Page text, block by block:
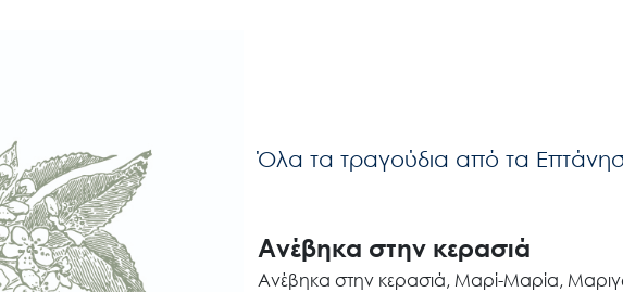
Όλα τα τραγούδια από τα
Ανέβηκα στην κερασιά
Ανέβηκα στην κερασιά, Μαρί-Μαρία,